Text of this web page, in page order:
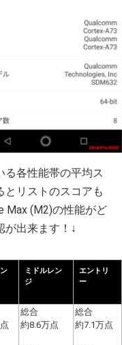
各性能帯の平均ス
とリストのスコアも
Max (M2)の性能がど
が出来ます！↓
ミドルレン
ジ
エントリ
ー
総合
約8.6万点
総合
約7.1万点